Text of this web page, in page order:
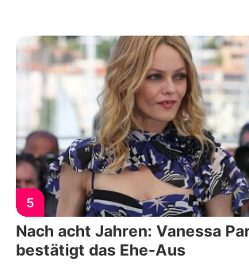
5
Nach acht Jahren: Vanessa
bestätigt das Ehe-Aus